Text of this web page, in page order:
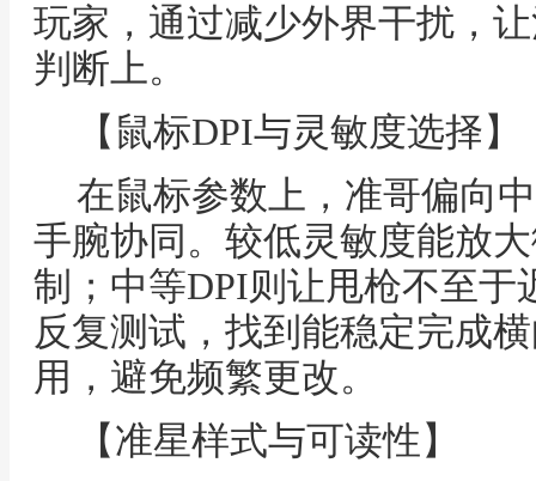
玩家，通过减少外界干扰，
判断上。
【鼠标DPI与灵敏度选择】
在鼠标参数上，准哥偏向
手腕协同。较低灵敏度能放
制；中等DPI则让甩枪不至于
反复测试，找到能稳定完成
用，避免频繁更改。
【准星样式与可读性】